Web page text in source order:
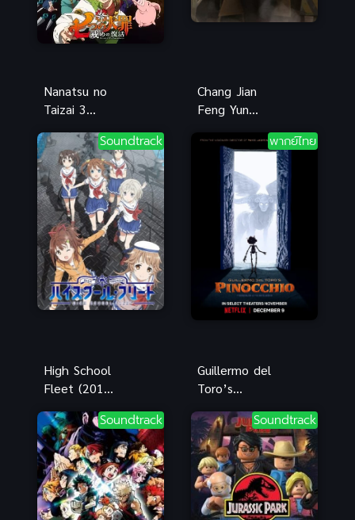
Nanatsu no
Taizai 3
Fukkatsu ศึก
ตำนาน 7
อัศวิน ภาค 3
คืนชีพบัญญัติ
10 ประการ
Chang Jian
Feng Yun
ยาว
Soundtrack
High School
Fleet (2016)
โรงเรียนมัธยม
พากย์ไทย
Guillermo del
Toro’s
(2022) พิน็อก
คิโอ พากย์ไทย
ดูฟรี
Soundtrack Soundtrack